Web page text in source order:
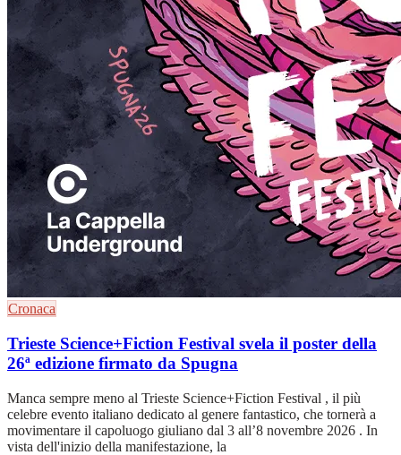
Cronaca
Trieste Science+Fiction Festival svela il poster della
26ª edizione firmato da Spugna
Manca sempre meno al Trieste Science+Fiction Festival , il più
celebre evento italiano dedicato al genere fantastico, che tornerà a
movimentare il capoluogo giuliano dal 3 all’8 novembre 2026 . In
vista dell'inizio della manifestazione, la